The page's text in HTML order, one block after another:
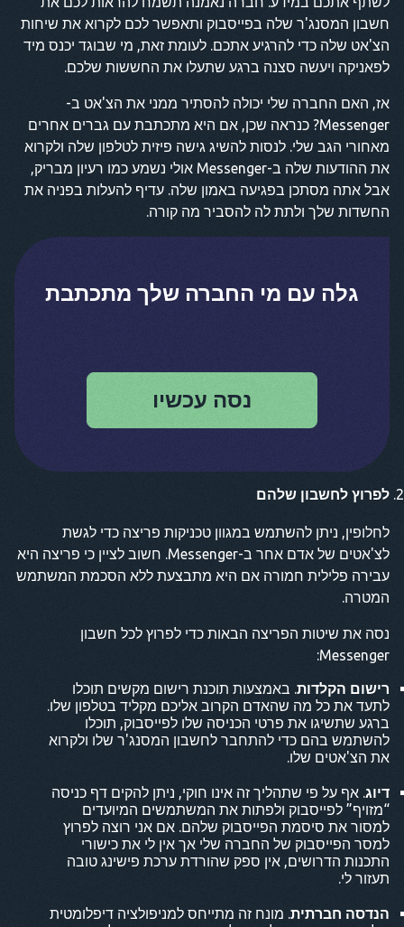
חשבון המסנג'ר שלה בפייסבוק ותאפשר לכם לקרוא את שיחות
הצ'אט שלה כדי להרגיע אתכם. לעומת זאת, מי שבוגד יכנס מיד
לפאניקה ויעשה סצנה ברגע שתעלו את החששות שלכם.
אז, האם החברה שלי יכולה להסתיר ממני את הצ'אט ב-
Messenger? כנראה שכן, אם היא מתכתבת עם גברים אחרים
מאחורי הגב שלי. לנסות להשיג גישה פיזית לטלפון שלה ולקרוא
את ההודעות שלה ב-Messenger אולי נשמע כמו רעיון מבריק,
אבל אתה מסתכן בפגיעה באמון שלה. עדיף להעלות בפניה את
החשדות שלך ולתת לה להסביר מה קורה.
גלה עם מי החברה שלך מתכתבת
נסה עכשיו
לפרוץ לחשבון שלהם
לחלופין, ניתן להשתמש במגוון טכניקות פריצה כדי לגשת
לצ'אטים של אדם אחר ב-Messenger. חשוב לציין כי פריצה היא
עבירה פלילית חמורה אם היא מתבצעת ללא הסכמת המשתמש
המטרה.
נסה את שיטות הפריצה הבאות כדי לפרוץ לכל חשבון
Messenger:
רישום הקלדות. באמצעות תוכנת רישום מקשים תוכלו
לתעד את כל מה שהאדם הקרוב אליכם מקליד בטלפון שלו.
ברגע שתשיגו את פרטי הכניסה שלו לפייסבוק, תוכלו
להשתמש בהם כדי להתחבר לחשבון המסנג'ר שלו ולקרוא
את הצ'אטים שלו.
דיוג. אף על פי שתהליך זה אינו חוקי, ניתן להקים דף כניסה
“מזויף” לפייסבוק ולפתות את המשתמשים המיועדים
למסור את סיסמת הפייסבוק שלהם. אם אני רוצה לפרוץ
למסר הפייסבוק של החברה שלי אך אין לי את כישורי
התכנות הדרושים, אין ספק שהורדת ערכת פישינג טובה
תעזור לי.
הנדסה חברתית. מונח זה מתייחס למניפולציה דיפלומטית